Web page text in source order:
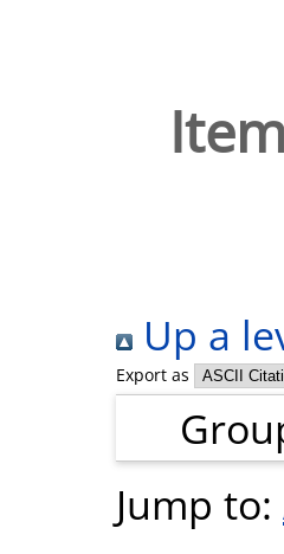
Up a
Export as
Jump to: